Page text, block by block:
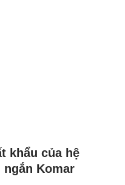
khẩu của hệ
Komar